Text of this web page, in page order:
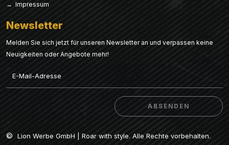
→ Impressum
Newsletter
Melden Sie sich jetzt für unseren Newsletter an und verpassen keine
Neuigkeiten oder Angebote mehr!
ABSENDEN
ABSENDEN
© Lion Werbe GmbH | Roar with style. Alle Rechte vorbehalten.